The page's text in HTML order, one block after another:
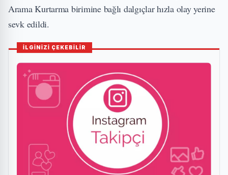
Arama Kurtarma birimine bağlı dalgıçlar hızla olay yerine
sevk edildi.
İLGİNİZİ ÇEKEBİLİR